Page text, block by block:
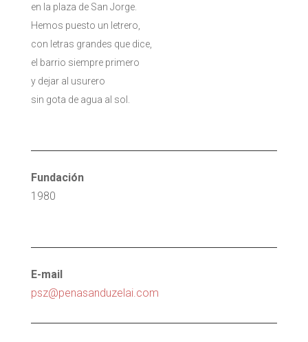
en la plaza de San Jorge.
Hemos puesto un letrero,
con letras grandes que dice,
el barrio siempre primero
y dejar al usurero
sin gota de agua al sol.
Fundación
1980
E-mail
psz@penasanduzelai.com